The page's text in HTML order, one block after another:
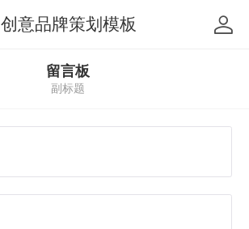
创意品牌策划模板
留言板
副标题